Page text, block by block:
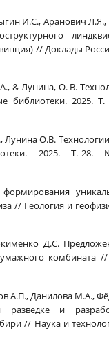
И.С., Аранович
// Доклады
Лунина, О. В.
библиотеки. 2025.
О.В. Технологии
– 2025. – Т. 28. –
// Геология и
Д.С.
комбината
А.П., Данилова М.А.,
и
// Наука и